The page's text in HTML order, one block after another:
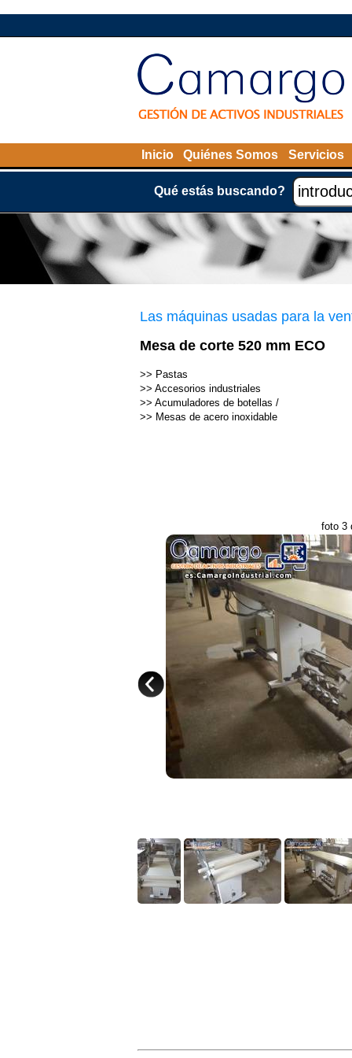
Inicio Quiénes Somos Servicios
Qué estás buscando?
Las máquinas usadas para la
Mesa de corte 520 mm ECO
>> Pastas
>> Accesorios industriales
>> Acumuladores de botellas /
>> Mesas de acero inoxidable
foto 3